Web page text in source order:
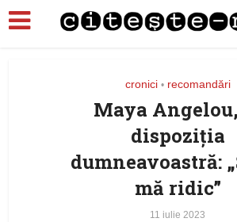
cronici • recomandări
Maya
dispoziția
dumneavoastră:
mă ridic”
11 iulie 2023